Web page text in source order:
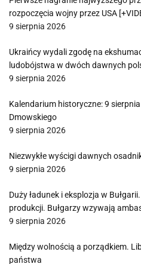
rozpoczęcia wojny przez USA
9 sierpnia 2026
Ukraińcy wydali zgodę na
ludobójstwa w dwóch dawnych
9 sierpnia 2026
Kalendarium historyczne: 9
Dmowskiego
9 sierpnia 2026
Niezwykłe wyścigi dawnych
9 sierpnia 2026
Duży ładunek i eksplozja w
produkcji. Bułgarzy wzywają
9 sierpnia 2026
Między wolnością a porządkiem.
państwa